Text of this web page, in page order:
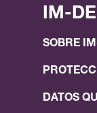
IM-
SOBRE
DATOS